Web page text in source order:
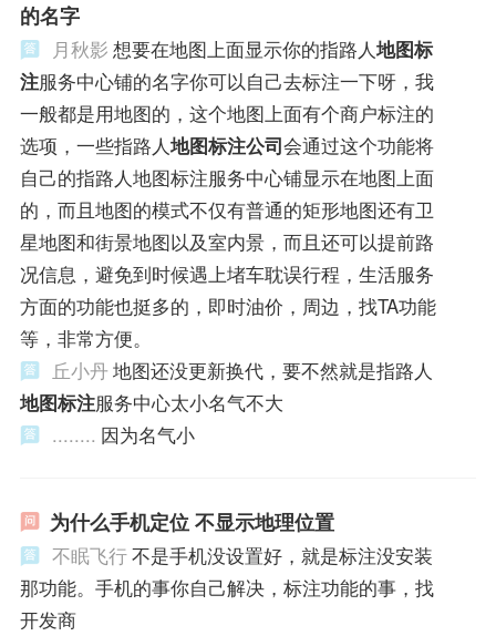
的名字
月秋影 想要在地图上面显示你的指路人地图标
注服务中心铺的名字你可以自己去标注一下呀，我
一般都是用地图的，这个地图上面有个商户标注的
选项，一些指路人地图标注公司会通过这个功能将
自己的指路人地图标注服务中心铺显示在地图上面
的，而且地图的模式不仅有普通的矩形地图还有卫
星地图和街景地图以及室内景，而且还可以提前路
况信息，避免到时候遇上堵车耽误行程，生活服务
方面的功能也挺多的，即时油价，周边，找TA功能
等，非常方便。
丘小丹 地图还没更新换代，要不然就是指路人
地图标注服务中心太小名气不大
........ 因为名气小
为什么手机定位 不显示地理位置
不眠飞行不是手机没设置好，就是标注没安装
那功能。手机的事你自己解决，标注功能的事，找
开发商